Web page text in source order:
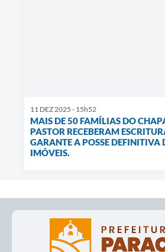
11 DEZ 2025 - 15h52
MAIS DE 50 FAMÍLIAS DO
PASTOR RECEBERAM
GARANTE A POSSE DEFINITIVA
IMÓVEIS.